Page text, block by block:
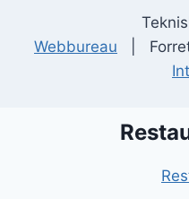
Webbureau |